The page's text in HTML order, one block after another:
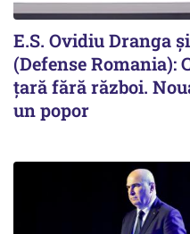
E.S. Ovidiu Dranga
(Defense Romania):
țară fără război.
un popor